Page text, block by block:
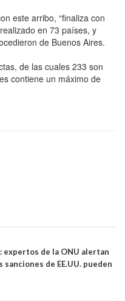
este arribo, “finaliza con
en 73 países, y
de Buenos Aires.
de las cuales 233 son
contiene un máximo de
expertos de la ONU alertan
sanciones de EE.UU. pueden